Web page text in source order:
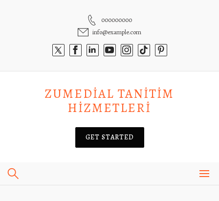
000000000
info@example.com
ZUMEDIAL TANITIM
HIZMETLERI
GET STARTED